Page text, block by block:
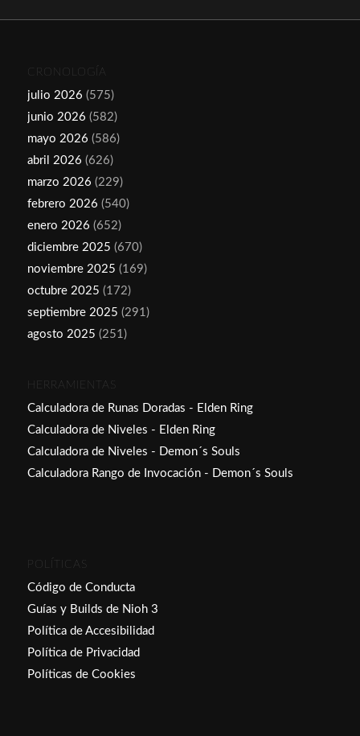
CRONOLOGÍA
julio 2026 (575)
junio 2026 (582)
mayo 2026 (586)
abril 2026 (626)
marzo 2026 (229)
febrero 2026 (540)
enero 2026 (652)
diciembre 2025 (670)
noviembre 2025 (169)
octubre 2025 (172)
septiembre 2025 (291)
agosto 2025 (251)
HERRAMIENTAS
Calculadora de Runas Doradas - Elden Ring
Calculadora de Niveles - Elden Ring
Calculadora de Niveles - Demon´s Souls
Calculadora Rango de Invocación - Demon´s Souls
POLÍTICAS
Código de Conducta
Guías y Builds de Nioh 3
Política de Accesibilidad
Política de Privacidad
Políticas de Cookies